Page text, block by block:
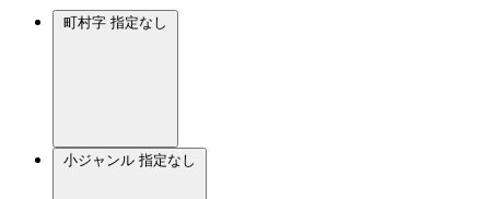
町村字 指定なし
小ジャンル 指定なし